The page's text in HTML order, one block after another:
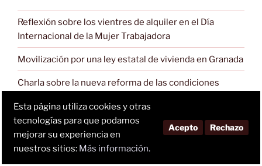
Reflexión sobre los vientres de alquiler en el Día
Internacional de la Mujer Trabajadora
Movilización por una ley estatal de vivienda en Granada
Charla sobre la nueva reforma de las condiciones
Sobre los vientres de alquiler desde el Colectivo de la
Ribera
Esta página utiliza cookies y otras
tecnologías para que podamos
mejorar su experiencia en
nuestros sitios: Más información.
Acepto Rechazo